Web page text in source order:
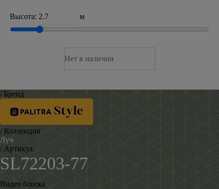
Высота: м
Нет в наличии
/ Бренд
/ Коллекция
Луч
/ Артикул
SL72203-77
Видео блеска